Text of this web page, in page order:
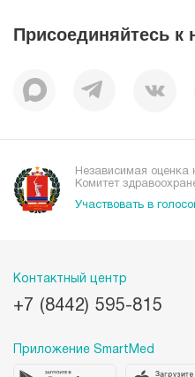
Пациентам
Присоединяйтесь к
Независимая оценка
Комитет
Участвовать в
Контактный центр
+7 (8442) 595-815
Приложение SmartMed